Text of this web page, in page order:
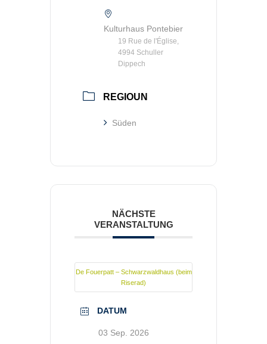
Kulturhaus Pontebier
19 Rue de l'Église,
4994 Schuller
Dippech
REGIOUN
Süden
NÄCHSTE
VERANSTALTUNG
De Fouerpatt – Schwarzwaldhaus (beim
Riserad)
DATUM
03 Sep. 2026